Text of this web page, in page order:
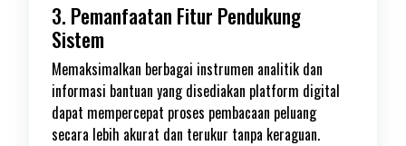
3. Pemanfaatan Fitur Pendukung
Sistem
Memaksimalkan berbagai instrumen analitik dan
informasi bantuan yang disediakan platform digital
dapat mempercepat proses pembacaan peluang
secara lebih akurat dan terukur tanpa keraguan.